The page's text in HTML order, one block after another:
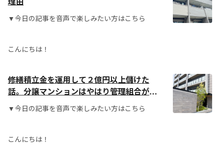
▼今日の記事を音声で楽しみたい方はこちら
こんにちは！
修繕積立金を運用して２億円以上儲けた
話。分譲マンションはやはり管理組合が大
事！
▼今日の記事を音声で楽しみたい方はこちら
こんにちは！